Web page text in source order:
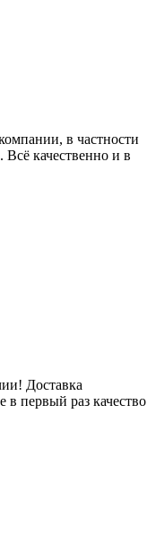
в частности
качественно и в
Доставка
в первый раз качество